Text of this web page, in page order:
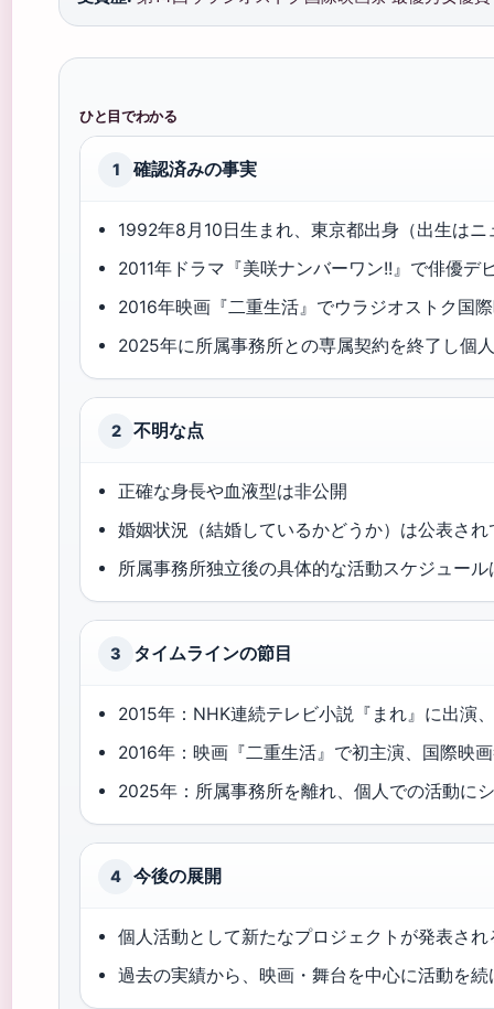
ひと目でわかる
1 確認済みの事実
1992年8月10日生まれ、東京都出身（出生は
2011年ドラマ『美咲ナンバーワン!!』で俳優
2016年映画『二重生活』でウラジオストク国
2025年に所属事務所との専属契約を終了し個
2 不明な点
正確な身長や血液型は非公開
婚姻状況（結婚しているかどうか）は公表され
所属事務所独立後の具体的な活動スケジュー
3 タイムラインの節目
2015年：NHK連続テレビ小説『まれ』に出演
2016年：映画『二重生活』で初主演、国際映
2025年：所属事務所を離れ、個人での活動に
4 今後の展開
個人活動として新たなプロジェクトが発表さ
過去の実績から、映画・舞台を中心に活動を